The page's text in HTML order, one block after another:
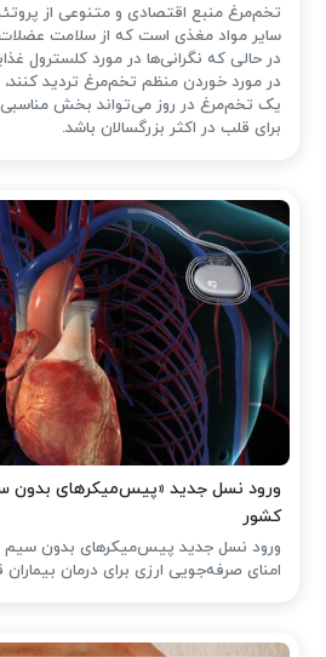
سایر مواد مغذی است که از سلامت
در حالی که نگرانی‌ها در مورد کلسترول
در مورد خوردن منظم تخم‌مرغ تردید
یک تخم‌مرغ در روز می‌تواند بخش
برای قلب در اکثر بزرگسالان باشد.
ورود نسل جدید «پیس‌میکرهای بدون
کشور
ورود نسل جدید پیس‌میکرهای بدون سیم
امنای صرفه‌جویی ارزی برای درمان بیماران